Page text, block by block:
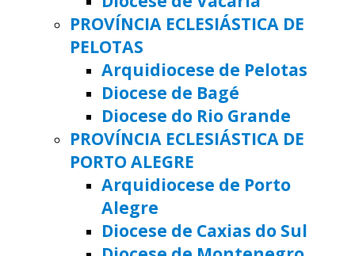
PROVÍNCIA ECLESIÁSTICA DE
PELOTAS
Arquidiocese de Pelotas
Diocese de Bagé
Diocese do Rio Grande
PROVÍNCIA ECLESIÁSTICA DE
PORTO ALEGRE
Arquidiocese de Porto
Alegre
Diocese de Caxias do Sul